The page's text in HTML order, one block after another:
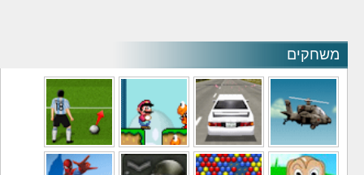
משחקים
משחקי מסוקים משחקי מכוניות משחקי סופר מריו משחקי כדורגל